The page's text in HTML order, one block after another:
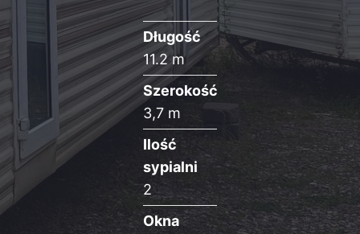
Długość
11.2 m
Szerokość
3,7 m
Ilość
sypialni
2
Okna